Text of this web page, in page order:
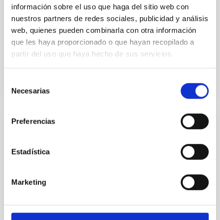
información sobre el uso que haga del sitio web con
nuestros partners de redes sociales, publicidad y análisis
web, quienes pueden combinarla con otra información
que les haya proporcionado o que hayan recopilado a
partir del uso que haya hecho de sus servicios.
Necesarias
Preferencias
Estadística
Marketing
explore the mechanisms responsible for the gas
depletion and star formation quenching in the
cluster...
Morphology and star formation in nearby